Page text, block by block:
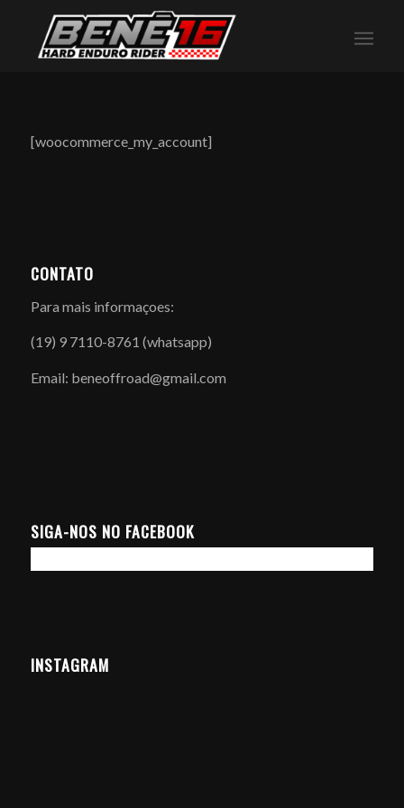
[woocommerce_my_account]
CONTATO
Para mais informaçoes:
(19) 9 7110-8761 (whatsapp)
Email: beneoffroad@gmail.com
SIGA-NOS NO FACEBOOK
INSTAGRAM